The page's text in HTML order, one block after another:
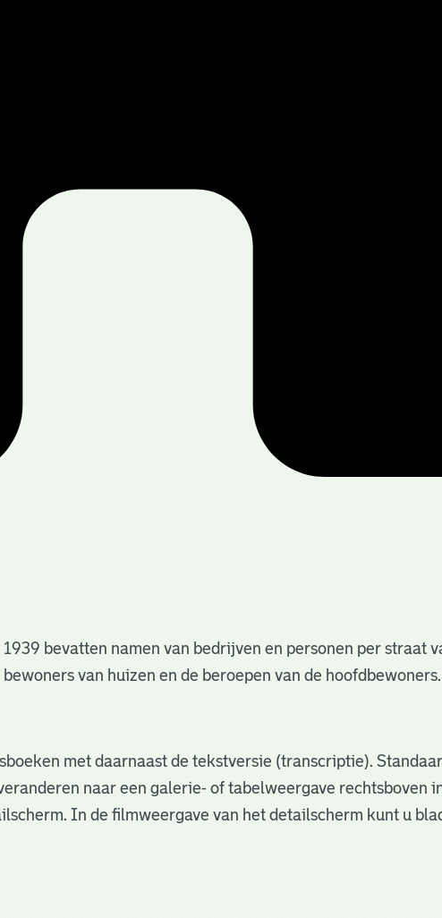
bevatten namen van bedrijven en personen per straat
van huizen en de beroepen van de hoofdbewoners.
met daarnaast de tekstversie (transcriptie).
naar een galerie- of tabelweergave rechtsboven
In de filmweergave van het detailscherm kunt u